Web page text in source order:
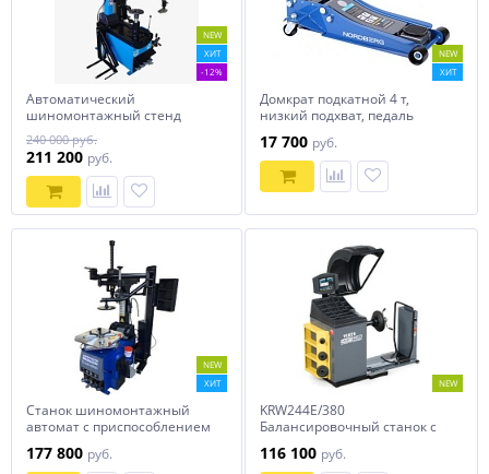
NEW
ХИТ
-12%
Автоматический
шиномонтажный стенд
BRANN Т-539 plus NEW LINE
240 000 руб.
211 200 руб.
NEW
ХИТ
Домкрат подкатной 4 т,
низкий подхват, педаль
17 700 руб.
NEW
ХИТ
Станок шиномонтажный
автомат с приспособлением
TS24AC+HR360
177 800 руб.
NEW
KRW244E/380
Балансировочный станок с
KraftWell VERTA/380
116 100 руб.